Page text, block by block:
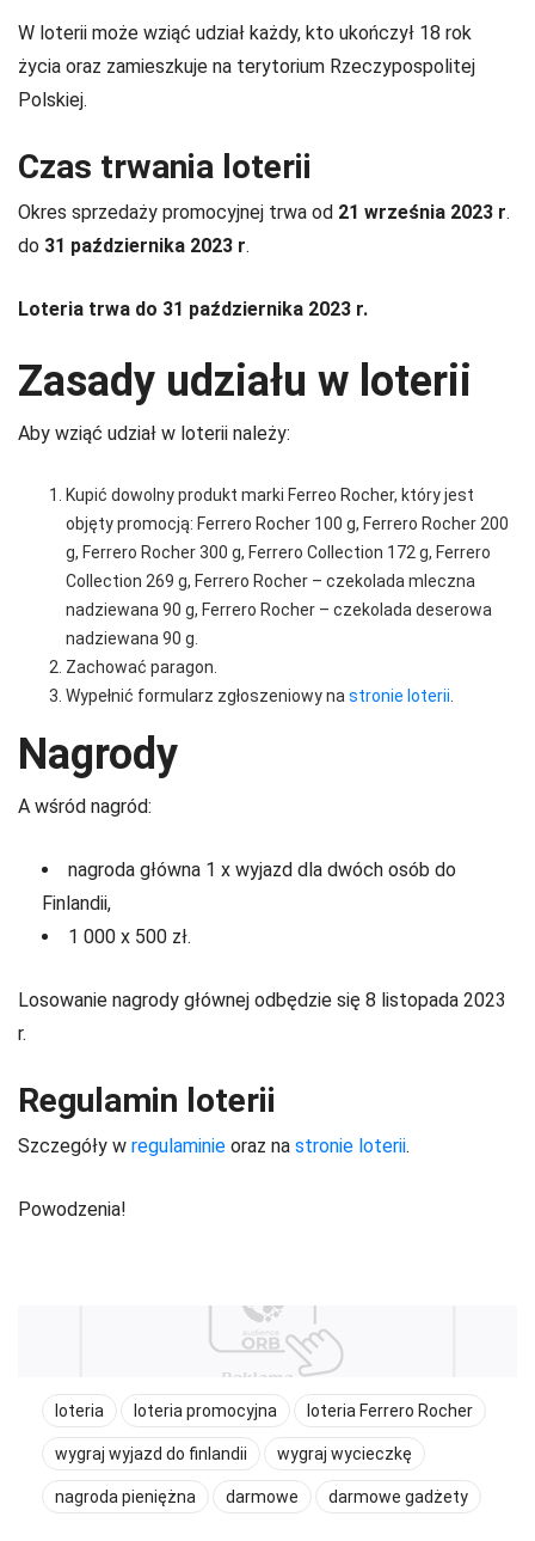
W loterii może wziąć udział każdy, kto ukończył 18 rok
życia oraz zamieszkuje na terytorium Rzeczypospolitej
Polskiej.
Czas trwania loterii
Okres sprzedaży promocyjnej trwa od 21 września 2023 r.
do 31 października 2023 r.
Loteria trwa do 31 października 2023 r.
Zasady udziału w loterii
Aby wziąć udział w loterii należy:
Kupić dowolny produkt marki Ferreo Rocher, który jest
objęty promocją: Ferrero Rocher 100 g, Ferrero Rocher 200
g, Ferrero Rocher 300 g, Ferrero Collection 172 g, Ferrero
Collection 269 g, Ferrero Rocher – czekolada mleczna
nadziewana 90 g, Ferrero Rocher – czekolada deserowa
nadziewana 90 g.
Zachować paragon.
Wypełnić formularz zgłoszeniowy na stronie loterii
Nagrody
A wśród nagród:
nagroda główna 1 x wyjazd dla dwóch osób do
Finlandii,
1 000 x 500 zł.
Losowanie nagrody głównej odbędzie się 8 listopada 2023
r.
Regulamin loterii
Szczegóły w regulaminie oraz na stronie loterii.
Powodzenia!
loteria loteria promocyjna loteria Ferrero Rocher
wygraj wyjazd do finlandii wygraj wycieczkę
nagroda pieniężna darmowe darmowe gadżety